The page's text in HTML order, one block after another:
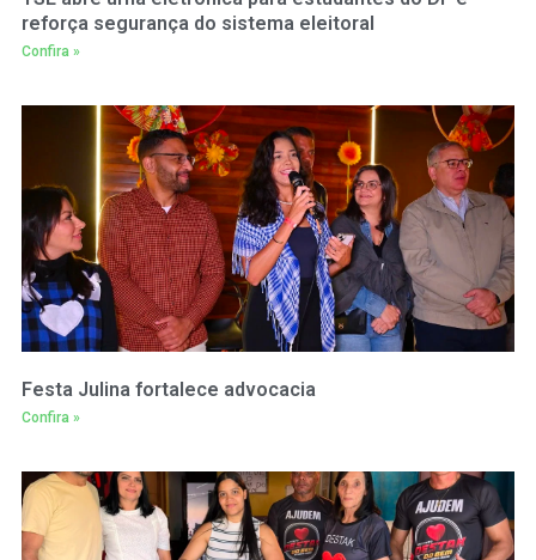
reforça segurança do sistema eleitoral
Confira »
Festa Julina fortalece advocacia
Confira »